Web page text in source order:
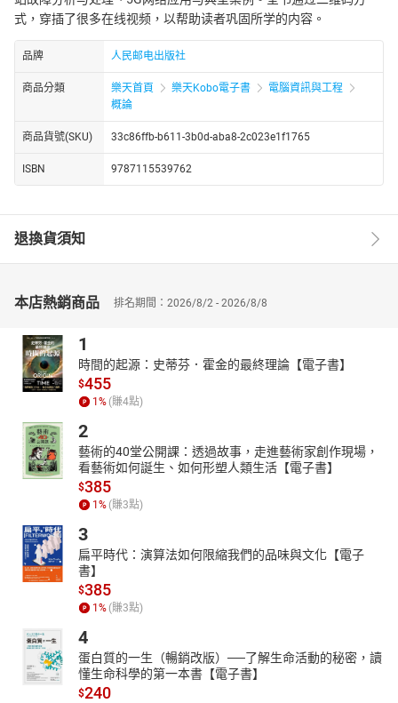
式，穿插了很多在线视频，以帮助读者巩固所学的内容。
品牌 人民邮电出版社
商品分類 樂天首頁 樂天Kobo電子書
電腦資訊與工程
概論
商品貨號(SKU) 33c86ffb-b611-3b0d-aba8-2c023e1f1765
ISBN 9787115539762
退換貨須知
本店熱銷商品 排名期間：2026/8/2 - 2026/8/8
1
時間的起源：史蒂芬．霍金的最終理論【電子書】
$455
1% (賺4點)
2
藝術的40堂公開課：透過故事，走進藝術家創作現場，
看藝術如何誕生、如何形塑人類生活【電子書】
$385
1% (賺3點)
3
扁平時代：演算法如何限縮我們的品味與文化【電子
書】
$385
1% (賺3點)
4
蛋白質的一生（暢銷改版）──了解生命活動的秘密，讀
懂生命科學的第一本書【電子書】
$240